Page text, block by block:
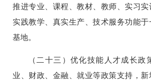
推进专业、课程、教材、教师、实习
实践教学、真实生产、技术服务功能于
基地。
（二十三）优化技能人才成长政
业、财政、金融、就业等政策支持，